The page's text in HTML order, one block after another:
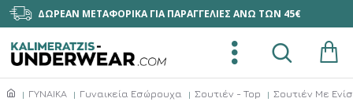
ΔΩΡΕΑΝ ΜΕΤΑΦΟΡΙΚΑ ΓΙΑ ΠΑΡΑΓΓΕΛΙΕΣ ΑΝΩ ΤΩΝ 45€
ΓΥΝΑΙΚΑ Γυναικεία Εσώρουχα Σουτιέν - Top Σουτιέν Με